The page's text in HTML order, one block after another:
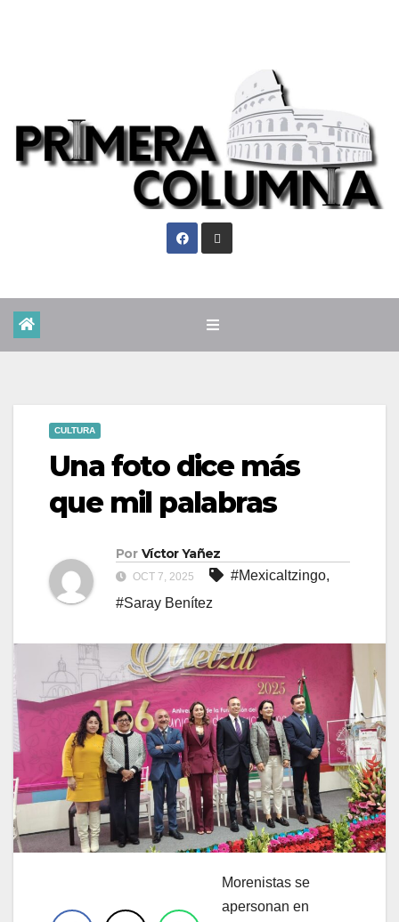
CULTURA
Una foto dice más
que mil palabras
Por Víctor Yañez
OCT 7, 2025 #Mexicaltzingo,
#Saray Benítez
Morenistas se
apersonan en